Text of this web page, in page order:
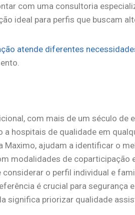
com uma consultoria
ideal para perfis que buscam
atende diferentes
com mais de um século de
hospitais de qualidade em
Maximo, ajudam a identificar o
modalidades de coparticipação
o perfil individual e
é crucial para segurança
significa priorizar qualidade